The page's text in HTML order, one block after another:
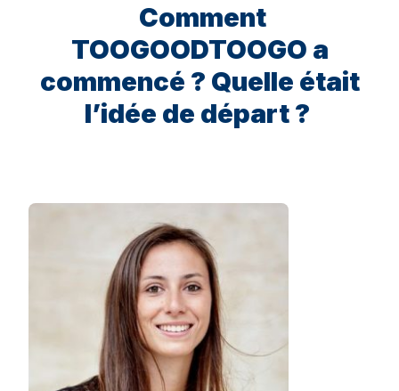
Comment
TOOGOODTOOGO a
commencé ? Quelle était
l’idée de départ ?